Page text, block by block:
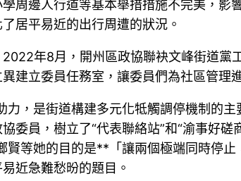
周邊人行道等基本舉措措施不完美，
了居平易近的出行周遭的狀況。
年8月，開州區政協聯袂文峰街道黨
建立委員任務室，讓委員們為社區管理
力，是街道構建多元化牴觸調停機制的
委員，樹立了“代表聯絡站”和“渝事好
賢等她的目的是**「讓兩個極端同時停
近急難愁昐的題目。